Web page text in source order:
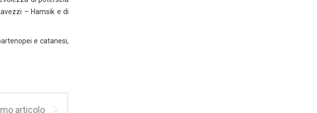
– Hamsik e di
e catanesi,
articolo